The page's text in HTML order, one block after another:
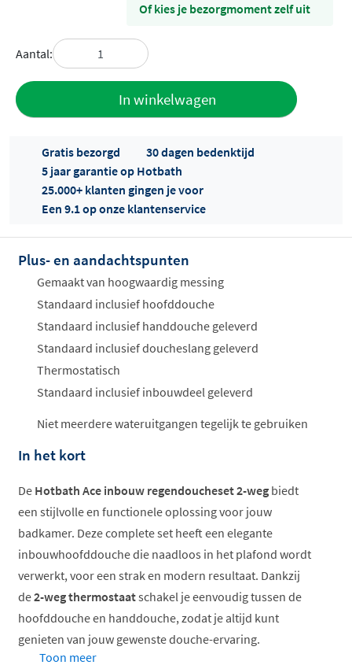
Of kies je bezorgmoment zelf uit
Aantal:
In winkelwagen
Offertes
ophalen...
Gratis bezorgd
30 dagen bedenktijd
5 jaar garantie op Hotbath
25.000+ klanten gingen je voor
Een 9.1 op onze klantenservice
Plus- en aandachtspunten
Gemaakt van hoogwaardig messing
Standaard inclusief hoofddouche
Standaard inclusief handdouche geleverd
Standaard inclusief doucheslang geleverd
Thermostatisch
Standaard inclusief inbouwdeel geleverd
Niet meerdere wateruitgangen tegelijk te gebruiken
In het kort
De Hotbath Ace inbouw regendoucheset 2-weg biedt
een stijlvolle en functionele oplossing voor jouw
badkamer. Deze complete set heeft een elegante
inbouwhoofddouche die naadloos in het plafond wordt
verwerkt, voor een strak en modern resultaat. Dankzij
de2-weg thermostaatschakel je eenvoudig tussen de
hoofddouche en handdouche, zodat je altijd kunt
genieten van jouw gewenste douche-ervaring.
Toon meer